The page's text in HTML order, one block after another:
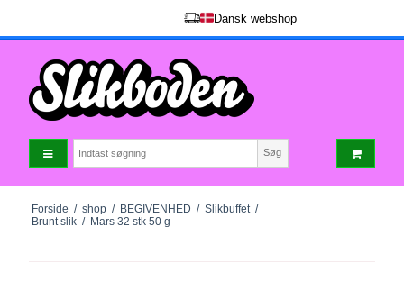
Dansk webshop
Søg
Forside / shop / BEGIVENHED / Slikbuffet /
Brunt slik / Mars 32 stk 50 g